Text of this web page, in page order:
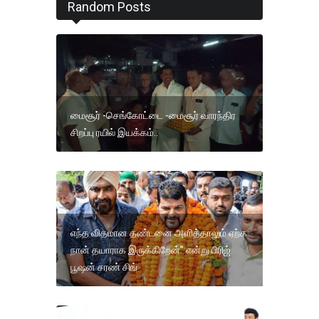
Random Posts
மைசூர் -செங்கோட்டை -மைசூர் வாரந்திர
சிறப்பு ரயில் இயக்கம்..
எந்த விதமான தண்டனை அளித்தாலும் ஏற்க
நான் தயாராக இருக்கிறேன்” என்று பிரிஜ்
பூஷன் சரண் சிங்